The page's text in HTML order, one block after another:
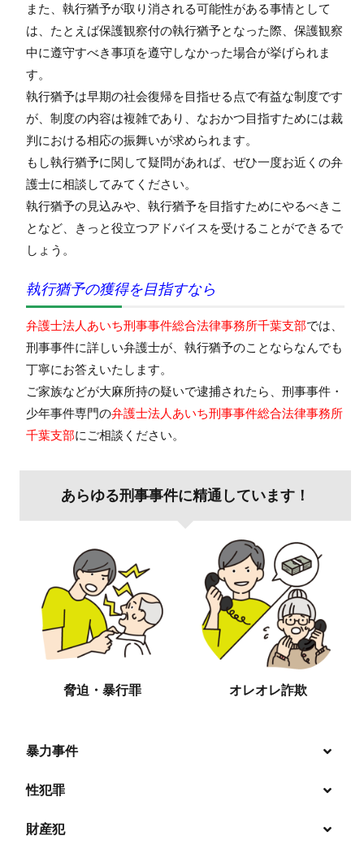
また、執行猶予が取り消される可能性がある事情として
は、たとえば保護観察付の執行猶予となった際、保護観察
中に遵守すべき事項を遵守しなかった場合が挙げられま
す。
執行猶予は早期の社会復帰を目指せる点で有益な制度です
が、制度の内容は複雑であり、なおかつ目指すためには裁
判における相応の振舞いが求められます。
もし執行猶予に関して疑問があれば、ぜひ一度お近くの弁
護士に相談してみてください。
執行猶予の見込みや、執行猶予を目指すためにやるべきこ
となど、きっと役立つアドバイスを受けることができるで
しょう。
執行猶予の獲得を目指すなら
弁護士法人あいち刑事事件総合法律事務所千葉支部では、
刑事事件に詳しい弁護士が、執行猶予のことならなんでも
丁寧にお答えいたします。
ご家族などが大麻所持の疑いで逮捕されたら、刑事事件・
少年事件専門の弁護士法人あいち刑事事件総合法律事務所
千葉支部にご相談ください。
あらゆる刑事事件に精通しています！
脅迫・暴行罪 オレオレ詐欺
暴力事件
性犯罪
財産犯